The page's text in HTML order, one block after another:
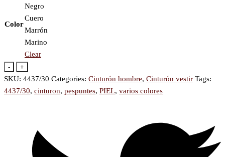
Color
Negro
Cuero
Marrón
Marino
Clear
- +
SKU: 4437/30 Categories: Cinturón hombre, Cinturón vestir Tags:
4437/30, cinturon, pespuntes, PIEL, varios colores